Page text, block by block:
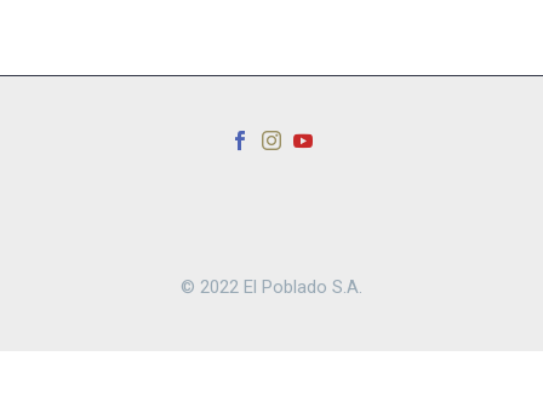
© 2022 El Poblado S.A.